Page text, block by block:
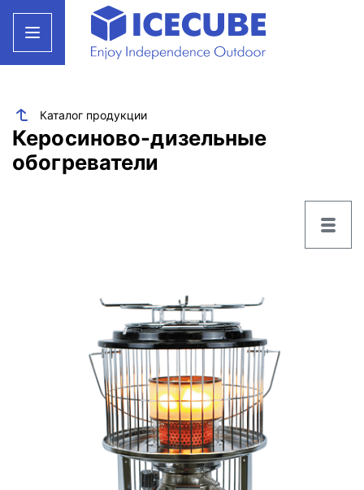
Каталог продукции
Керосиново-дизельные
обогреватели